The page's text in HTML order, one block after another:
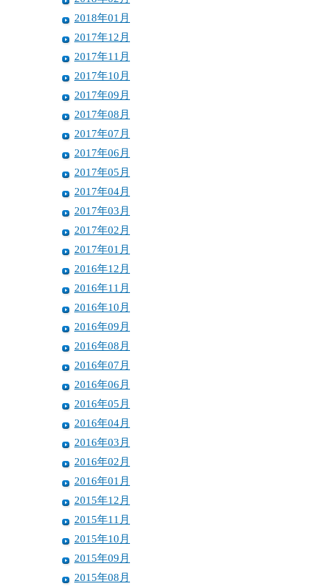
2018年01月
2017年12月
2017年11月
2017年10月
2017年09月
2017年08月
2017年07月
2017年06月
2017年05月
2017年04月
2017年03月
2017年02月
2017年01月
2016年12月
2016年11月
2016年10月
2016年09月
2016年08月
2016年07月
2016年06月
2016年05月
2016年04月
2016年03月
2016年02月
2016年01月
2015年12月
2015年11月
2015年10月
2015年09月
2015年08月